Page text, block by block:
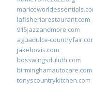
lafisheriarestaurant.com
915jazzandmore.com
aguadulce-
jakehovis.com
bosswingsduluth.com
birminghamautocare.com
tonyscountrykitchen.com